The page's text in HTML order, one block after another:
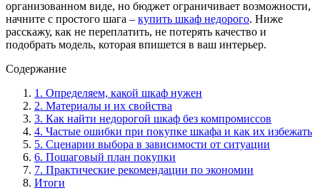
организованном виде, но бюджет ограничивает возможности,
начните с простого шага – купить шкаф недорого. Ниже
расскажу, как не переплатить, не потерять качество и
подобрать модель, которая впишется в ваш интерьер.
Содержание
1. Определяем, какой шкаф нужен
2. Материалы и их свойства
3. Как найти недорогой шкаф без компромиссов
4. Частые ошибки при покупке шкафа и как их избежать
5. Сценарии выбора в зависимости от ситуации
6. Пошаговый план покупки
7. Практические рекомендации по экономии
Итоги